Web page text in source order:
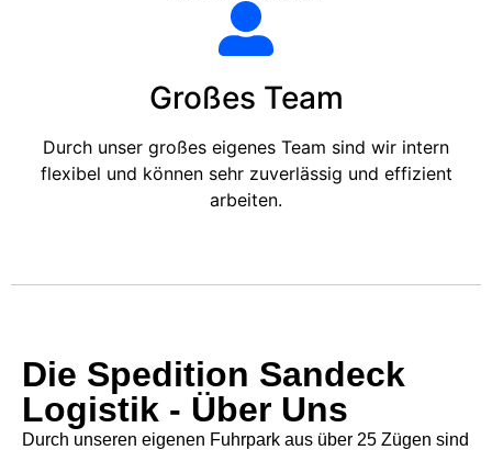
Großes Team
Durch unser großes eigenes Team sind wir intern
flexibel und können sehr zuverlässig und effizient
arbeiten.
Die Spedition Sandeck
Logistik - Über Uns
Durch unseren eigenen Fuhrpark aus über 25 Zügen sind